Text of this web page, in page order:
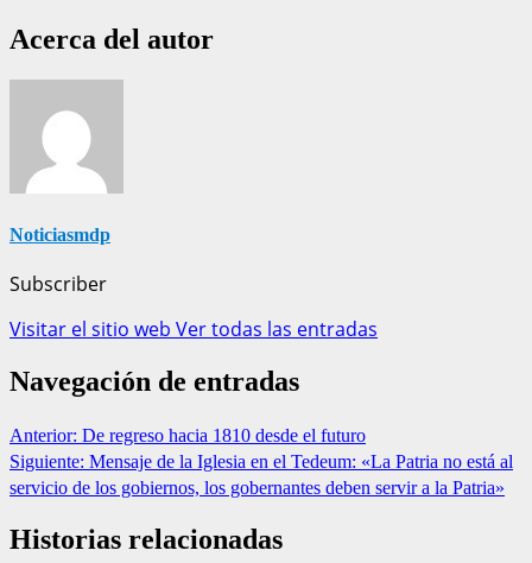
Acerca del autor
Noticiasmdp
Subscriber
Visitar el sitio web Ver todas las entradas
Navegación de entradas
Anterior: De regreso hacia 1810 desde el futuro
Siguiente: Mensaje de la Iglesia en el Tedeum: «La Patria no está al
servicio de los gobiernos, los gobernantes deben servir a la Patria»
Historias relacionadas